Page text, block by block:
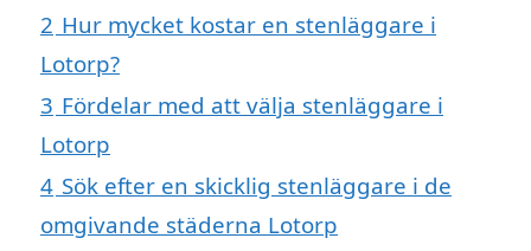
2 Hur mycket kostar en stenläggare i
Lotorp?
3 Fördelar med att välja stenläggare i
Lotorp
4 Sök efter en skicklig stenläggare i de
omgivande städerna Lotorp